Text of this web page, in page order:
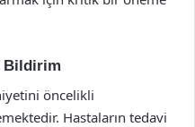
Bildirim
öncelikli
Hastaların tedavi